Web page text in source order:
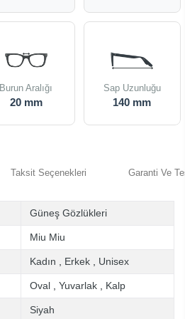
Burun Aralığı
20 mm
Sap Uzunluğu
140 mm
Taksit Seçenekleri Garanti Ve
Güneş Gözlükleri
Miu Miu
Kadın Erkek Unisex
Oval Yuvarlak Kalp
Siyah